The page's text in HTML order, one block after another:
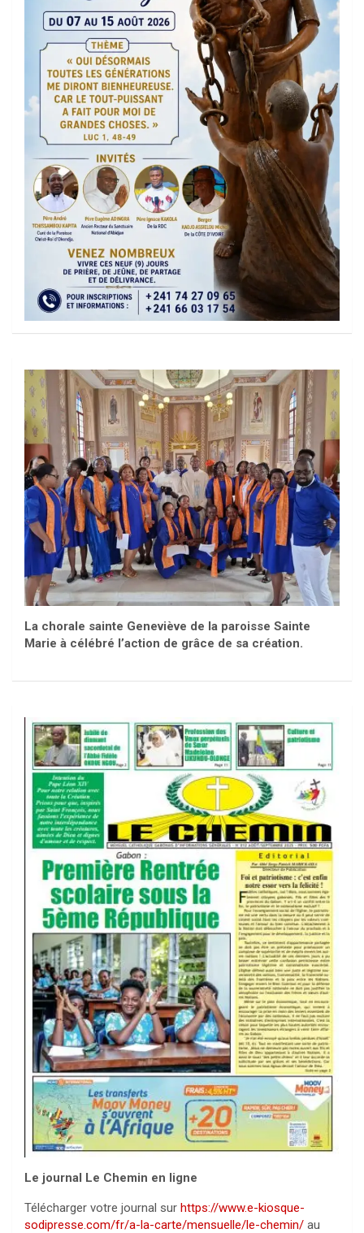
La chorale sainte Geneviève de la paroisse Sainte
Marie à célébré l’action de grâce de sa création.
Le journal Le Chemin en ligne
Télécharger votre journal sur https://www.e-kiosque-
sodipresse.com/fr/a-la-carte/mensuelle/le-chemin/ au